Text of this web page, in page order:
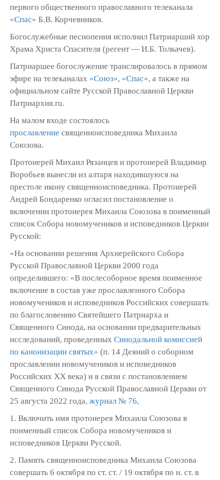
первого общественного православного телеканала
«Спас» Б.В. Корчевников.
Богослужебные песнопения исполнил Патриарший хор
Храма Христа Спасителя (регент — И.Б. Толкачев).
Патриаршее богослужение транслировалось в прямом
эфире на телеканалах «Союз», «Спас», а также на
официальном сайте Русской Православной Церкви
Патриархия.ru.
На малом входе состоялось
прославление священноисповедника Михаила
Союзова.
Протоиерей Михаил Рязанцев и протоиерей Владимир
Воробьев вынесли из алтаря находившуюся на
престоле икону священноисповедника. Протоиерей
Андрей Бондаренко огласил постановление о
включении протоиерея Михаила Союзова в поименный
список Собора новомучеников и исповедников Церкви
Русской:
«На основании решения Архиерейского Собора
Русской Православной Церкви 2000 года
определившего: «В послесоборное время поименное
включение в состав уже прославленного Собора
новомучеников и исповедников Российских совершать
по благословению Святейшего Патриарха и
Священного Синода, на основании предварительных
исследований, проведенных Синодальной комиссией
по канонизации святых» (п. 14 Деяний о соборном
прославлении новомучеников и исповедников
Российских ХХ века) и в связи с постановлением
Священного Синода Русской Православной Церкви от
25 августа 2022 года, журнал № 76,
1. Включить имя протоиерея Михаила Союзова в
поименный список Собора новомучеников и
исповедников Церкви Русской.
2. Память священноисповедника Михаила Союзова
совершать 6 октября по ст. ст. / 19 октября по н. ст. в